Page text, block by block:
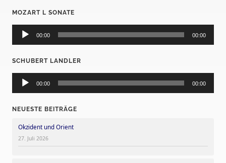
MOZART L SONATE
Audio-
Player
00:00 00:00
SCHUBERT LANDLER
Audio-
Player
00:00 00:00
NEUESTE BEITRÄGE
Okzident und Orient
27. Juli 2026